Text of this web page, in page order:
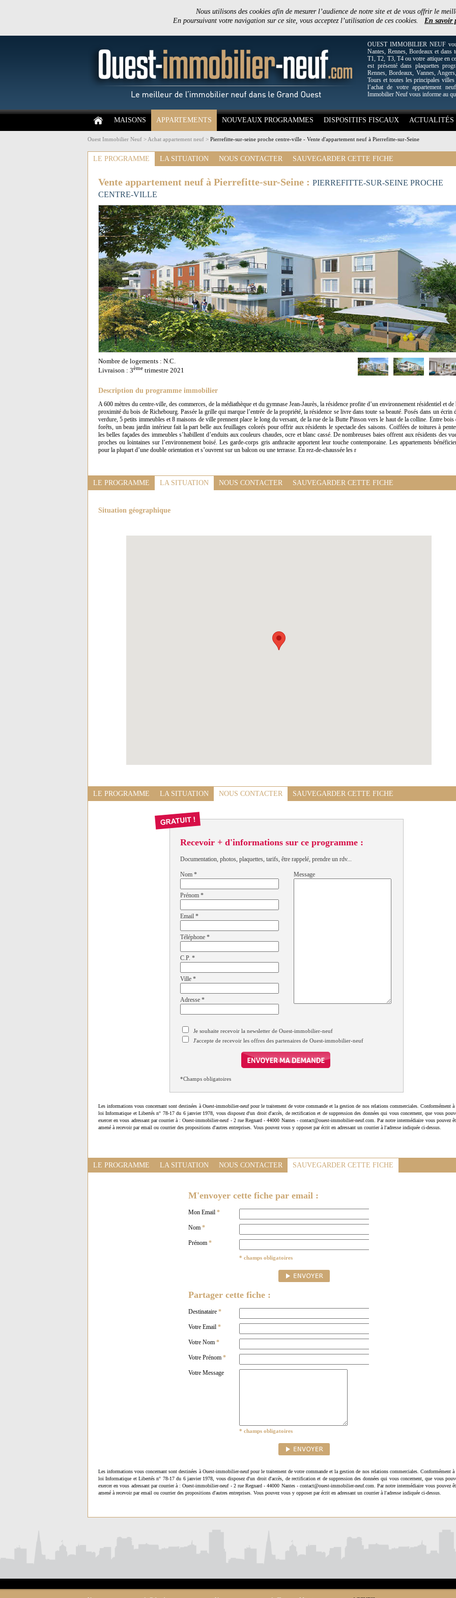
Nous utilisons des cookies afin de mesurer l’audience de notre site et de vous offrir le
En poursuivant votre navigation sur ce site, vous acceptez l’utilisation de ces cookies. En savoir
OUEST IMMOBILIER NEUF
Nantes, Rennes, Bordeaux et
T1, T2, T3, T4 ou votre attique en
est présenté dans plaquettes
Rennes, Bordeaux, Vannes,
Tours et toutes les principales
l’achat de votre appartement
Immobilier Neuf vous informe au
MAISONS APPARTEMENTS NOUVEAUX PROGRAMMES DISPOSITIFS FISCAUX ACTUALITÉS
Ouest Immobilier Neuf > Achat appartement neuf > Pierrefitte-sur-seine proche centre-ville - Vente d'appartement neuf à Pierrefitte-sur-Seine
LE PROGRAMME LA SITUATION NOUS CONTACTER SAUVEGARDER CETTE FICHE
Vente appartement neuf à Pierrefitte-sur-Seine : PIERREFITTE-SUR-SEINE PROCHE
CENTRE-VILLE
Nombre de logements : N.C.
Livraison : 3ème trimestre 2021
Description du programme immobilier
A 600 mètres du centre-ville, des commerces, de la médiathèque et du gymnase Jean-Jaurès, la résidence profite d’un environnement résidentiel et de
proximité du bois de Richebourg. Passée la grille qui marque l’entrée de la propriété, la résidence se livre dans toute sa beauté. Posés dans un écrin
verdure, 5 petits immeubles et 8 maisons de ville prennent place le long du versant, de la rue de la Butte Pinson vers le haut de la colline. Entre bois
forêts, un beau jardin intérieur fait la part belle aux feuillages colorés pour offrir aux résidents le spectacle des saisons. Coiffées de toitures à
les belles façades des immeubles s’habillent d’enduits aux couleurs chaudes, ocre et blanc cassé. De nombreuses baies offrent aux résidents des
proches ou lointaines sur l’environnement boisé. Les garde-corps gris anthracite apportent leur touche contemporaine. Les appartements
pour la plupart d’une double orientation et s’ouvrent sur un balcon ou une terrasse. En rez-de-chaussée les r
LE PROGRAMME LA SITUATION NOUS CONTACTER SAUVEGARDER CETTE FICHE
Situation géographique
LE PROGRAMME LA SITUATION NOUS CONTACTER SAUVEGARDER CETTE FICHE
Recevoir + d'informations sur ce programme :
Documentation, photos, plaquettes, tarifs, être rappelé, prendre un rdv...
Nom *
Prénom *
Email *
Téléphone *
C.P. *
Ville *
Adresse *
Message
Je souhaite recevoir la newsletter de Ouest-immobilier-neuf
J'accepte de recevoir les offres des partenaires de Ouest-immobilier-neuf
*Champs obligatoires
Les informations vous concernant sont destinées à Ouest-immobilier-neuf pour le traitement de votre commande et la gestion de nos relations commerciales. Conformément à
loi Informatique et Libertés n° 78-17 du 6 janvier 1978, vous disposez d'un droit d'accès, de rectification et de suppression des données qui vous concernent, que vous
exercer en vous adressant par courrier à : Ouest-immobilier-neuf - 2 rue Regnard - 44000 Nantes - contact@ouest-immobilier-neuf.com. Par notre intermédiaire vous pouvez
amené à recevoir par email ou courrier des propositions d'autres entreprises. Vous pouvez vous y opposer par écrit en adressant un courrier à l'adresse indiquée ci-dessus.
LE PROGRAMME LA SITUATION NOUS CONTACTER SAUVEGARDER CETTE FICHE
M'envoyer cette fiche par email :
Mon Email *
Nom *
Prénom *
* champs obligatoires
Partager cette fiche :
Destinataire *
Votre Email *
Votre Nom *
Votre Prénom *
Votre Message
* champs obligatoires
Les informations vous concernant sont destinées à Ouest-immobilier-neuf pour le traitement de votre commande et la gestion de nos relations commerciales. Conformément à
loi Informatique et Libertés n° 78-17 du 6 janvier 1978, vous disposez d'un droit d'accès, de rectification et de suppression des données qui vous concernent, que vous
exercer en vous adressant par courrier à : Ouest-immobilier-neuf - 2 rue Regnard - 44000 Nantes - contact@ouest-immobilier-neuf.com. Par notre intermédiaire vous pouvez
amené à recevoir par email ou courrier des propositions d'autres entreprises. Vous pouvez vous y opposer par écrit en adressant un courrier à l'adresse indiquée ci-dessus.